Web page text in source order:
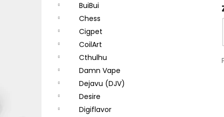
BuiBui
Chess
Cigpet
CoilArt
Cthulhu
Damn Vape
Dejavu (DJV)
Desire
Digiflavor